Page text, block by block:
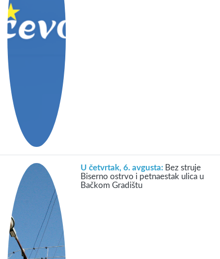
U četvrtak, 6. avgusta: Bez struje
Biserno ostrvo i petnaestak ulica u
Bačkom Gradištu